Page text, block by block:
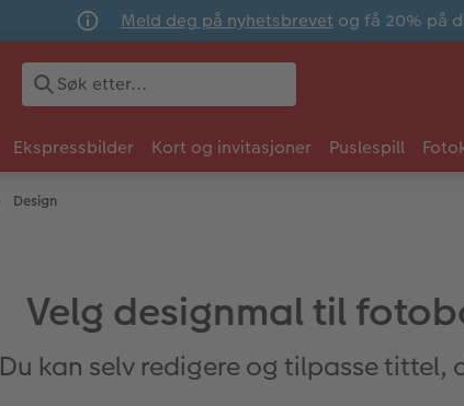
Meld deg på nyhetsbrevet og få 20% på
Ekspressbilder Kort og invitasjoner Puslespill
Design
Velg designmal til
Du kan selv redigere og tilpasse